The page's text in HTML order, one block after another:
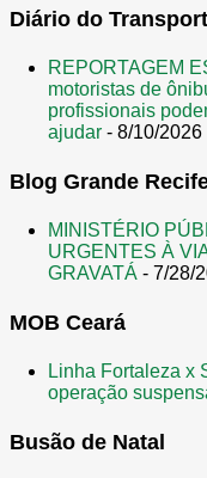
Diário do
REPORTAGEM
motoristas de
profissionais
ajudar - 8/10/2026
Blog Grande
MINISTÉRIO
URGENTES À
GRAVATÁ - 7/28/
MOB Ceará
Linha Fortaleza x
operação
Busão de Natal